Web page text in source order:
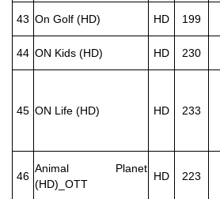
43 On Golf (HD) HD 199
44 ON Kids (HD) HD 230
45 ON Life (HD) HD 233
46
Animal Planet
(HD)_OTT
HD 223